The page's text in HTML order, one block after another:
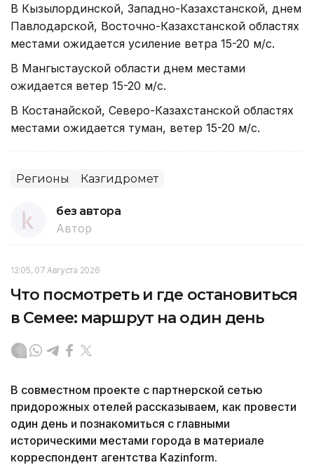
В Кызылординской, Западно-Казахстанской, днем
Павлодарской, Восточно-Казахстанской областях
местами ожидается усиление ветра 15-20 м/с.
В Мангыстауской области днем местами
ожидается ветер 15-20 м/с.
В Костанайской, Северо-Казахстанской областях
местами ожидается туман, ветер 15-20 м/с.
Регионы Казгидромет
без автора
Автор
12:05, 07 Августа 2026
Что посмотреть и где остановиться
в Семее: маршрут на один день
В совместном проекте с партнерской сетью
придорожных отелей рассказываем, как провести
один день и познакомиться с главными
историческими местами города в материале
корреспондент агентства Kazinform.